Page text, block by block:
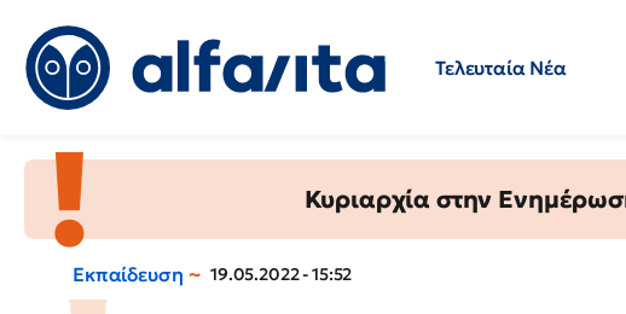
Τελευταία Νέα
Κυριαρχία στην
Εκπαίδευση 19.05.2022 - 15:52